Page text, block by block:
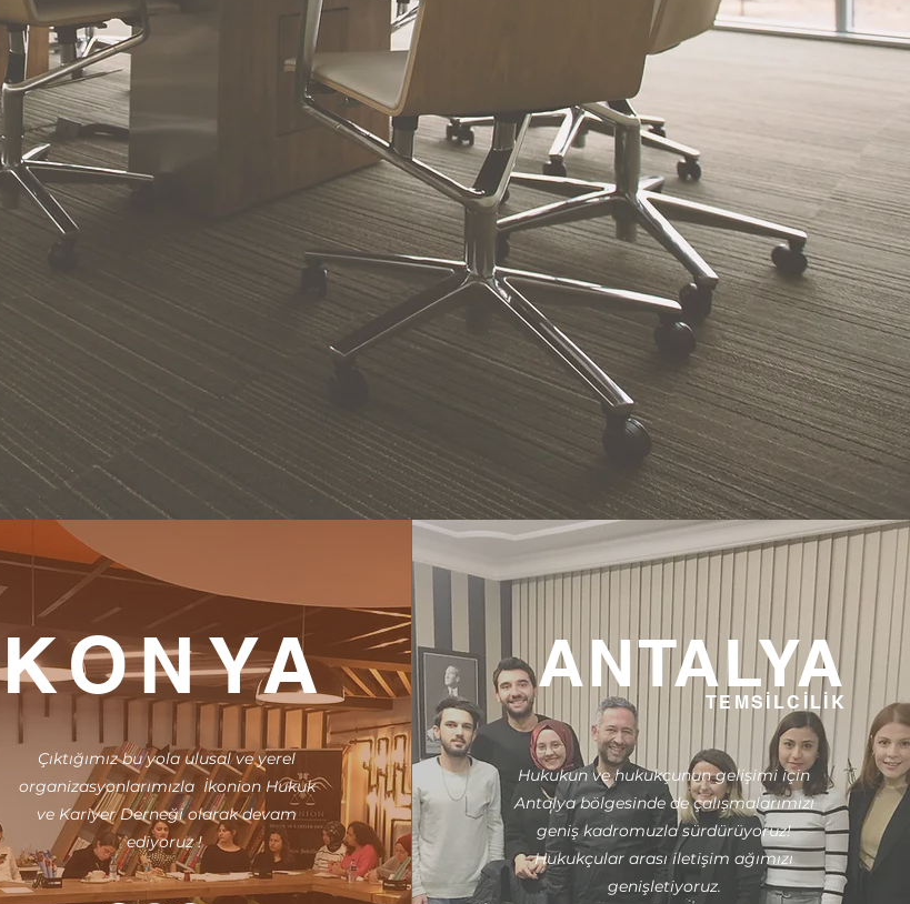
KONYA
Çıktığımız bu yola ulusal ve yerel
organizasyonlarımızla İkonion Hukuk
ve Kariyer Derneği olarak devam
ediyoruz !
ANTALYA
TEMSİLCİLİK
Hukukun ve hukukçunun gelişimi için
Antalya bölgesinde de çalışmalarımızı
geniş kadromuzla sürdürüyoruz!
Hukukçular arası iletişim ağımızı
genişletiyoruz.